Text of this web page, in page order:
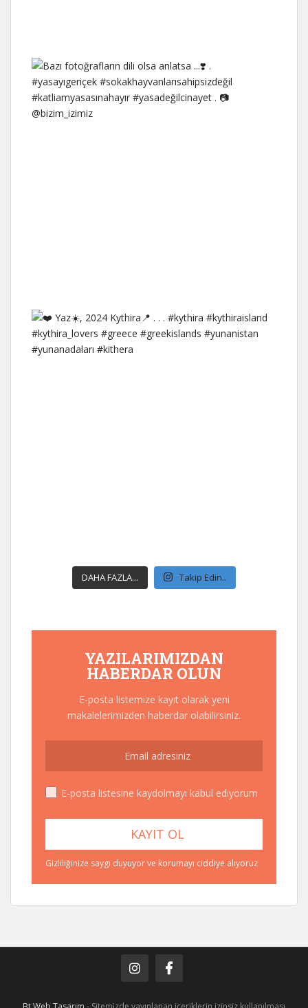
DAHA FAZLA... Takip Edin..
YAZILARIMIZDAN
HABERDAR OLUN
E-posta listemize kayıt olarak yeni
makalelerimizden haberdar olabilirsiniz.
E-posta listesine kaydolmayı kabul ediyorum
Gizliliğinize saygı duyuyor ve korumayı ciddiye alıyoruz